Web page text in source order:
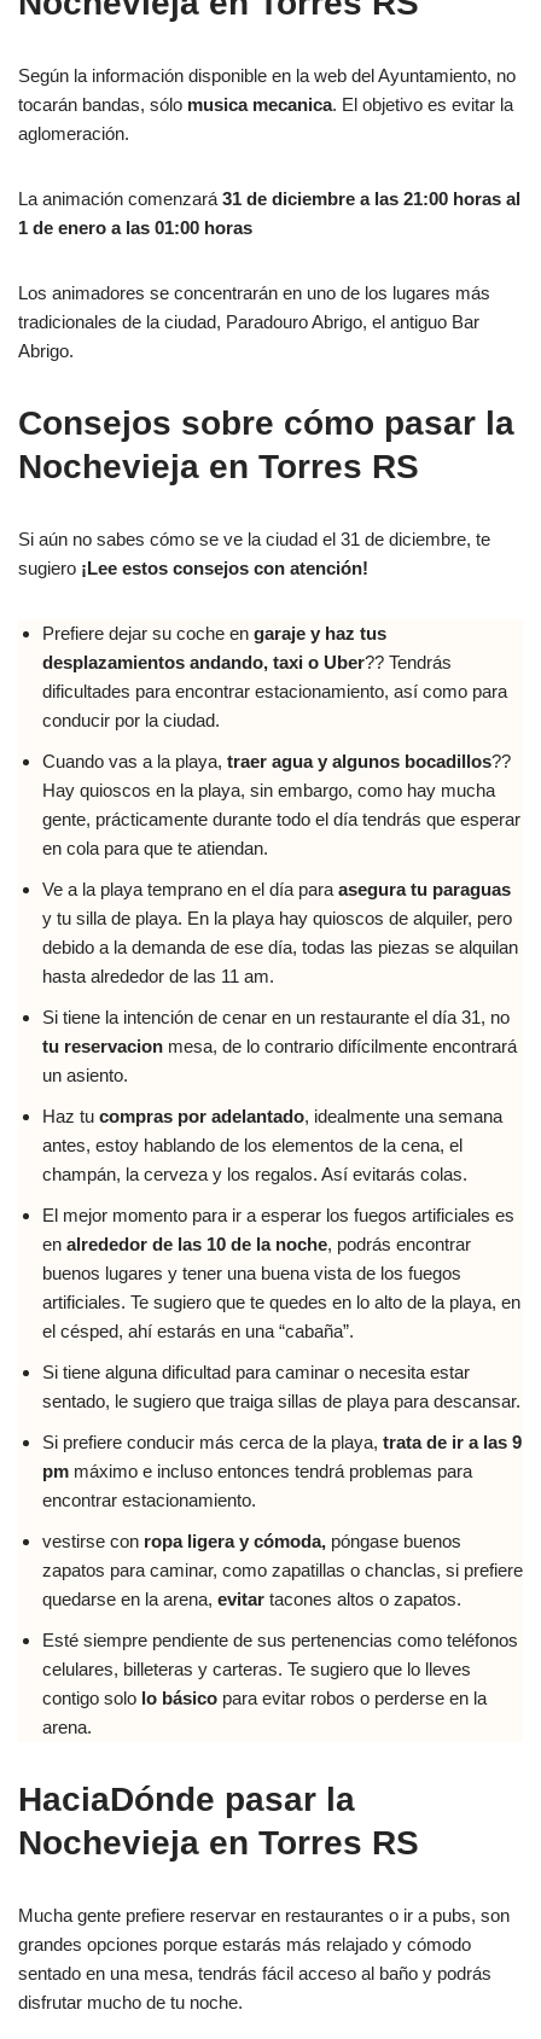
Según la información disponible en la web del Ayuntamiento, no
tocarán bandas, sólo musica mecanica. El objetivo es evitar la
aglomeración.
La animación comenzará 31 de diciembre a las 21:00 horas al
1 de enero a las 01:00 horas
Los animadores se concentrarán en uno de los lugares más
tradicionales de la ciudad, Paradouro Abrigo, el antiguo Bar
Abrigo.
Consejos sobre cómo pasar la
Nochevieja en Torres RS
Si aún no sabes cómo se ve la ciudad el 31 de diciembre, te
sugiero ¡Lee estos consejos con atención!
Prefiere dejar su coche en garaje y haz tus
desplazamientos andando, taxi o Uber?? Tendrás
dificultades para encontrar estacionamiento, así como para
conducir por la ciudad.
Cuando vas a la playa, traer agua y algunos bocadillos??
Hay quioscos en la playa, sin embargo, como hay mucha
gente, prácticamente durante todo el día tendrás que esperar
en cola para que te atiendan.
Ve a la playa temprano en el día para asegura tu paraguas
y tu silla de playa. En la playa hay quioscos de alquiler, pero
debido a la demanda de ese día, todas las piezas se alquilan
hasta alrededor de las 11 am.
Si tiene la intención de cenar en un restaurante el día 31, no
tu reservacion mesa, de lo contrario difícilmente encontrará
un asiento.
Haz tu compras por adelantado, idealmente una semana
antes, estoy hablando de los elementos de la cena, el
champán, la cerveza y los regalos. Así evitarás colas.
El mejor momento para ir a esperar los fuegos artificiales es
en alrededor de las 10 de la noche, podrás encontrar
buenos lugares y tener una buena vista de los fuegos
artificiales. Te sugiero que te quedes en lo alto de la playa, en
el césped, ahí estarás en una “cabaña”.
Si tiene alguna dificultad para caminar o necesita estar
sentado, le sugiero que traiga sillas de playa para descansar.
Si prefiere conducir más cerca de la playa, trata de ir a las 9
pm máximo e incluso entonces tendrá problemas para
encontrar estacionamiento.
vestirse con ropa ligera y cómoda, póngase buenos
zapatos para caminar, como zapatillas o chanclas, si prefiere
quedarse en la arena, evitar tacones altos o zapatos.
Esté siempre pendiente de sus pertenencias como teléfonos
celulares, billeteras y carteras. Te sugiero que lo lleves
contigo solo lo básico para evitar robos o perderse en la
arena.
HaciaDónde pasar la
Nochevieja en Torres RS
Mucha gente prefiere reservar en restaurantes o ir a pubs, son
grandes opciones porque estarás más relajado y cómodo
sentado en una mesa, tendrás fácil acceso al baño y podrás
disfrutar mucho de tu noche.